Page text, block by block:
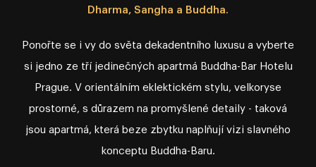
Dharma, Sangha a Buddha.
Ponořte se i vy do světa dekadentního luxusu a vyberte
si jedno ze tří jedinečných apartmá Buddha⁠⁠⁠⁠⁠⁠⁠⁠-⁠⁠⁠⁠⁠⁠⁠⁠Bar Hotelu
Prague. V orientálním eklektickém stylu, velkoryse
prostorné, s důrazem na promyšlené detaily ⁠⁠⁠⁠⁠⁠⁠⁠-⁠⁠⁠⁠⁠⁠⁠⁠ taková
jsou apartmá, která beze zbytku naplňují vizi slavného
konceptu Buddha⁠⁠⁠⁠⁠⁠⁠⁠-⁠⁠⁠⁠⁠⁠⁠⁠Baru.